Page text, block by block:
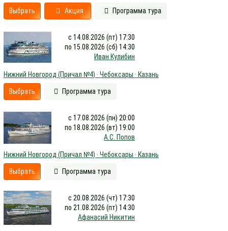
Выбрать Акция Программа тура
с 14.08.2026 (пт) 17:30
по 15.08.2026 (сб) 14:30
Иван Кулибин
Нижний Новгород (Причал №4) · Чебоксары · Казань
Выбрать Программа тура
с 17.08.2026 (пн) 20:00
по 18.08.2026 (вт) 19:00
А.С. Попов
Нижний Новгород (Причал №4) · Чебоксары · Казань
Выбрать Программа тура
с 20.08.2026 (чт) 17:30
по 21.08.2026 (пт) 14:30
Афанасий Никитин